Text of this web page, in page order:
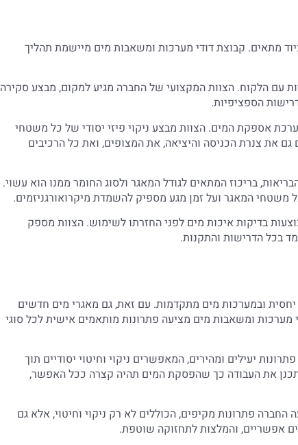
מתאים. קבוצת דודי מערכות ומשאבות מים מיישמת תהליך
עם הלקוח. הצוות המקצועי של החברה מגיע למקום, מבצע סקירה
הספציפיות.
אספקת המים. הצוות מבצע ניקוי פיזי יסודי של כל משטחי
את צנרת הכניסה והיציאה, את המצופים, ואת כל הרכיבים
בריכוז המתאים לגודל המאגר ולסוג החומר ממנו הוא עשוי.
המאגר ועל זמן מגע מספיק להשמדת מיקרואורגניזמים.
בדיקות איכות מים לפני החזרתו לשימוש. הצוות מספק
בכל הדרישות והתקנות.
יחסית ובמערכות מים מתקדמות. עם זאת, גם מאגרי מים חדשים
מערכות ומשאבות מים מציעה פתרונות מותאמים אישית לכל סוגי
יעילים ומהירים, המאפשרים ניקוי וחיטוי יסודיים תוך
את העבודה כך שהפסקת המים תהיה קצרה ככל האפשר,
החברה פתרונות מקיפים, הכוללים לא רק ניקוי וחיטוי, אלא גם
אפשריים, והמלצות לתחזוקה שוטפת.